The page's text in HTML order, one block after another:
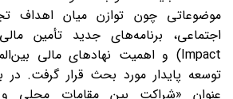
موضوعاتی چون توازن میان اهداف
اجتماعی، برنامه‌های جدید تأمین
Impact) و اهمیت نهادهای مالی
توسعه پایدار مورد بحث قرار گرفت.
عنوان «شراکت بین مقامات محلی و